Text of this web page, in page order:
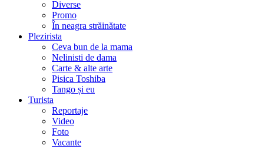
Diverse
Promo
În neagra străinătate
Plezirista
Ceva bun de la mama
Nelinisti de dama
Carte & alte arte
Pisica Toshiba
Tango și eu
Turista
Reportaje
Video
Foto
Vacante